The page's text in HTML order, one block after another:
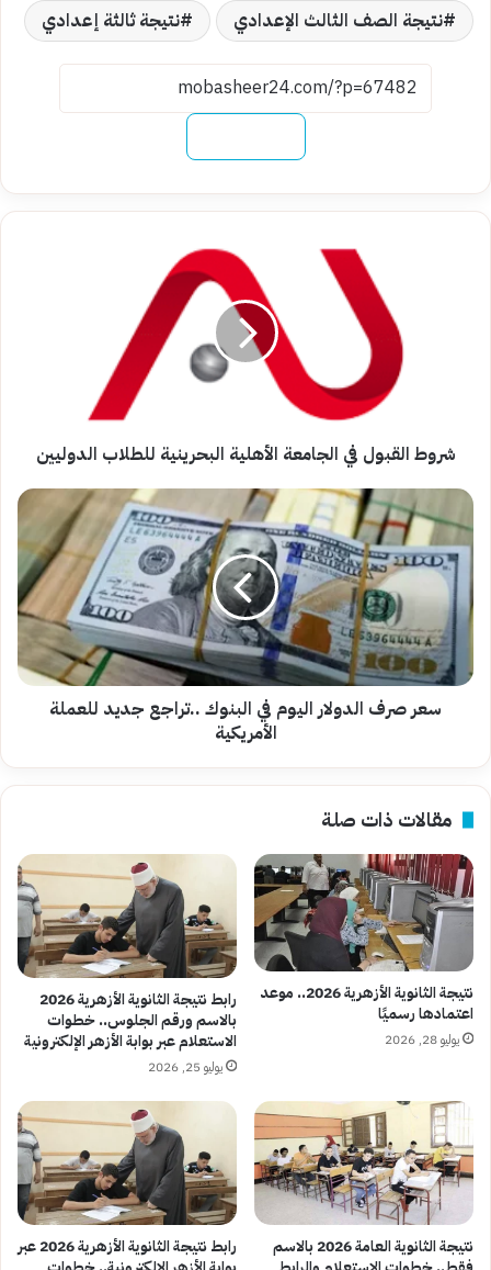
نتيجة الصف الثالث الإعدادي
نتيجة ثالثة إعدادي
شروط القبول في الجامعة الأهلية البحرينية للطلاب الدوليين
سعر
صرف
الدولار
اليوم
في
البنوك
..تراجع
جديد
للعملة
الأمريكية
سعر صرف الدولار اليوم في البنوك ..تراجع جديد للعملة
الأمريكية
مقالات ذات صلة
نتيجة الثانوية الأزهرية 2026.. موعد
اعتمادها رسميًا
يوليو 28, 2026
رابط نتيجة الثانوية الأزهرية 2026
بالاسم ورقم الجلوس.. خطوات
الاستعلام عبر بوابة الأزهر الإلكترونية
يوليو 25, 2026
نتيجة الثانوية العامة 2026 بالاسم
رابط نتيجة الثانوية الأزهرية 2026 عبر